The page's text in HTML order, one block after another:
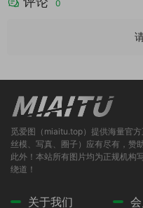
0
觅爱图（miaitu.top）提供海量官
丝模、写真、圈子）应有尽有，赞
此外！本站所有图片均为正规机构
绕道！
关于我们